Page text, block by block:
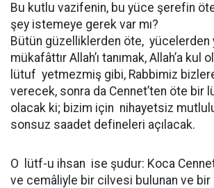
Bu kutlu vazifenin, bu yüce şerefin
şey istemeye gerek var mı?
Bütün güzelliklerden öte, yücelerden
mükafâttır Allah’ı tanımak, Allah’a kul
lütuf yetmezmiş gibi, Rabbimiz
verecek, sonra da Cennet’ten öte bir
olacak ki; bizim için nihayetsiz
sonsuz saadet defineleri açılacak.
O lütf-u ihsan ise şudur: Koca
ve cemâliyle bir cilvesi bulunan ve bir